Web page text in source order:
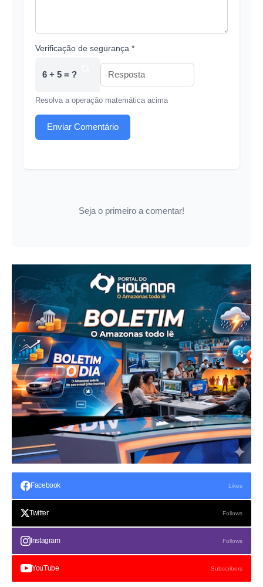
Verificação de segurança *
6 + 5 = ?
Resolva a operação matemática acima
Enviar Comentário
Seja o primeiro a comentar!
Facebook Likes
Twitter Follows
Instagram Follows
YouTube Subscribers